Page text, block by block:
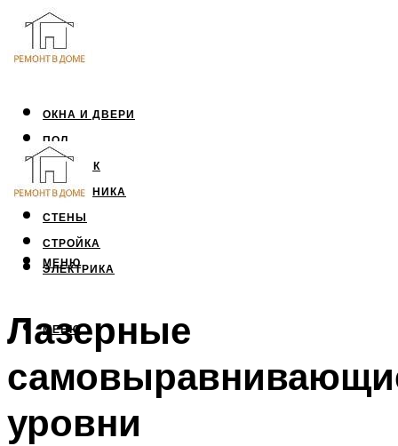
ОКНА И ДВЕРИ
ПОЛ
ПОТОЛОК
САНТЕХНИКА
СТЕНЫ
СТРОЙКА
ЭЛЕКТРИКА
МЕНЮ
МЕНЮ
Лазерные
уровни